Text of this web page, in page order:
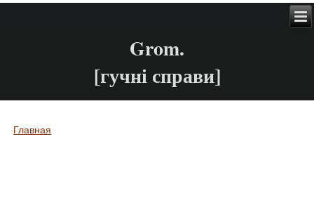
Grom.
[гучні справи]
Вы здесь
Главная